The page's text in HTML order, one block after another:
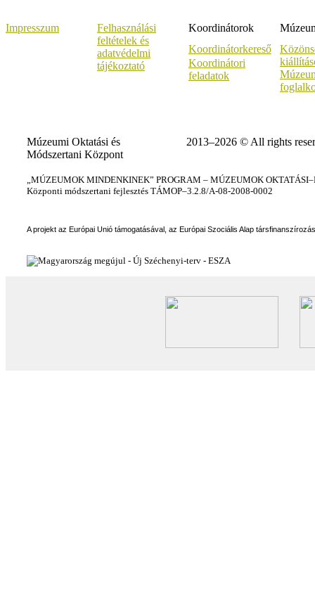
Impresszum
Felhasználási
feltételek és
adatvédelmi
tájékoztató
Koordinátorok
Koordinátorkereső
Koordinátori
feladatok
Múzeumi Oktatási és
Módszertani Központ
2013–2026 © All rights
„MÚZEUMOK MINDENKINEK” PROGRAM – MÚZEUMOK
Központi módszertani fejlesztés TÁMOP–3.2.8/A-08-2008-0002
A projekt az Európai Unió támogatásával, az Európai Szociális Alap